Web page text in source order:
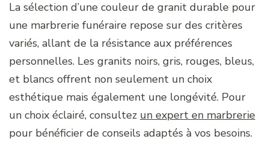
La sélection d’une couleur de granit durable pour
une marbrerie funéraire repose sur des critères
variés, allant de la résistance aux préférences
personnelles. Les granits noirs, gris, rouges, bleus,
et blancs offrent non seulement un choix
esthétique mais également une longévité. Pour
un choix éclairé, consultez un expert en marbrerie
pour bénéficier de conseils adaptés à vos besoins.